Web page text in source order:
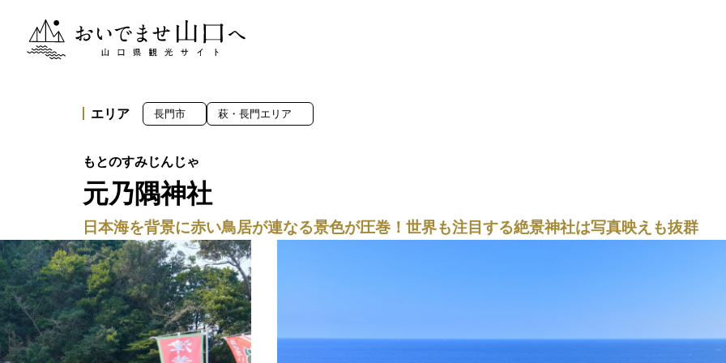
おいでませ山口へー山口県観光サイト
元乃隅神社
日本海を背景に赤い鳥居が連なる景色が圧巻！世界も注目する絶景神社は写真映えも抜群
エリア 長門市 萩・長門エリア